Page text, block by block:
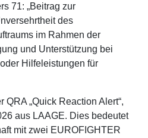
71: „Beitrag zur
des
im Rahmen der
und Unterstützung bei
Hilfeleistungen für
QRA „Quick Reaction Alert“,
aus LAAGE. Dies bedeutet
mit zwei EUROFIGHTER